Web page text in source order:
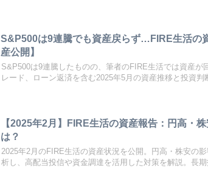
S&P500は9連騰でも資産戻らず…FIRE生活の
産公開】
S&P500は9連騰したものの、筆者のFIRE生活では資産が
レード、ローン返済を含む2025年5月の資産推移と投資判
【2025年2月】FIRE生活の資産報告：円高・
は？
2025年2月のFIRE生活の資産状況を公開。円高・株安の
析し、高配当投信や資金調達を活用した対策を解説。長